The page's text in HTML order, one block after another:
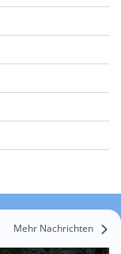
Mehr Nachrichten